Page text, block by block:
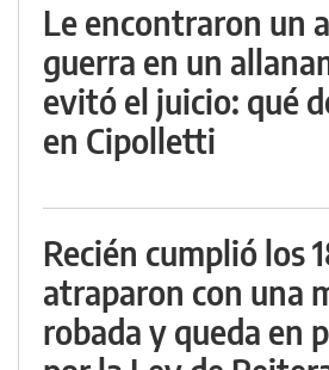
Le encontraron un
guerra en un
evitó el juicio: qué
en Cipolletti
Recién cumplió los
atraparon con una
robada y queda en